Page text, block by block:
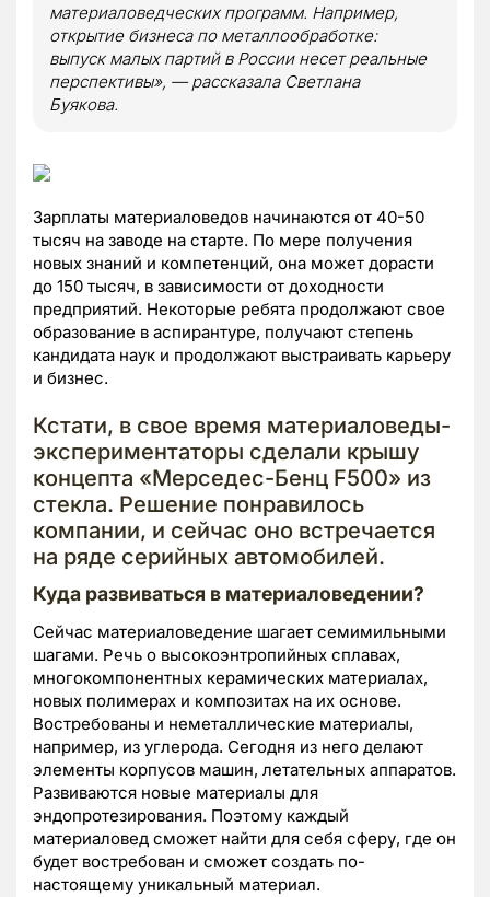
материаловедческих программ. Например,
открытие бизнеса по металлообработке:
выпуск малых партий в России несет реальные
перспективы», — рассказала Светлана
Буякова.
Зарплаты материаловедов начинаются от 40-50
тысяч на заводе на старте. По мере получения
новых знаний и компетенций, она может дорасти
до 150 тысяч, в зависимости от доходности
предприятий. Некоторые ребята продолжают свое
образование в аспирантуре, получают степень
кандидата наук и продолжают выстраивать карьеру
и бизнес.
Кстати, в свое время материаловеды-
экспериментаторы сделали крышу
концепта «Мерседес-Бенц F500» из
стекла. Решение понравилось
компании, и сейчас оно встречается
на ряде серийных автомобилей.
Куда развиваться в материаловедении?
Сейчас материаловедение шагает семимильными
шагами. Речь о высокоэнтропийных сплавах,
многокомпонентных керамических материалах,
новых полимерах и композитах на их основе.
Востребованы и неметаллические материалы,
например, из углерода. Сегодня из него делают
элементы корпусов машин, летательных аппаратов.
Развиваются новые материалы для
эндопротезирования. Поэтому каждый
материаловед сможет найти для себя сферу, где он
будет востребован и сможет создать по-
настоящему уникальный материал.